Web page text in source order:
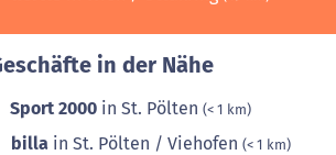
in der Nähe
Sport 2000 in St. Pölten (< 1 km)
billa in St. Pölten / Viehofen (< 1 km)